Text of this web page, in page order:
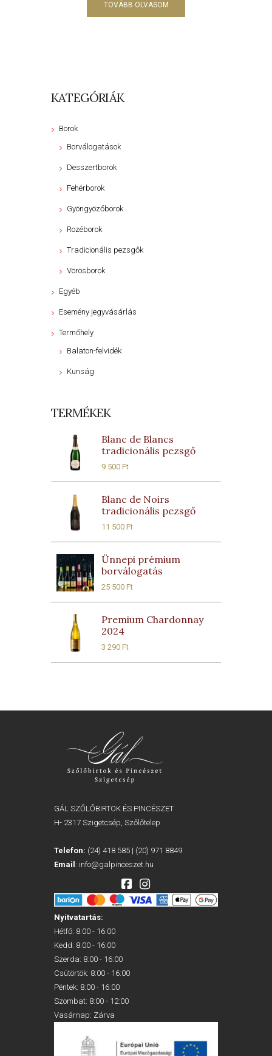
TOVÁBB OLVASOM
KATEGÓRIÁK
Borok
Borválogatások
Desszertborok
Fehérborok
Gyöngyözőborok
Rozéborok
Tradicionális pezsgők
Vörösborok
Egyéb
Esemény jegyvásárlás
Termőhely
Balaton-felvidék
Kunság
TERMÉKEK
Blanc de Blancs
tradicionális pezsgő
9 500Ft
Blanc de Noirs
tradicionális pezsgő
11 500Ft
Ünnepi prémium
borválogatás
25 500Ft
Premium Chardonnay
2024
3 290Ft
GÁL SZŐLŐBIRTOK ÉS PINCÉSZET
H- 2317 Szigetcsép, Szőlőtelep
Telefon: (24) 418 585 | (20) 971 8849
Email : info@galpinceszet.hu
Nyitvatartás:
Hétfő: 8:00 - 16:00
Kedd: 8:00 - 16:00
Szerda: 8:00 - 16:00
Csütörtök: 8:00 - 16:00
Péntek: 8:00 - 16:00
Szombat: 8:00 - 12:00
Vasárnap: Zárva